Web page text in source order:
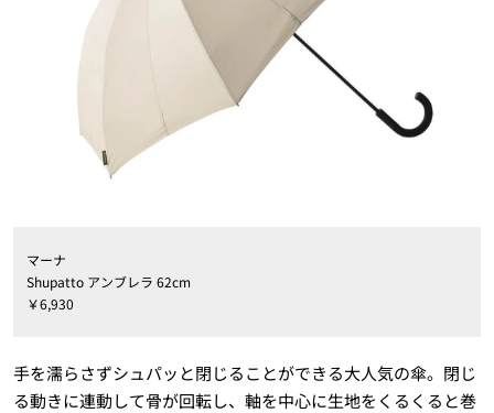
マーナ
Shupatto アンブレラ 62cm
￥6,930
手を濡らさずシュパッと閉じることができる大人気の傘。閉じ
る動きに連動して骨が回転し、軸を中心に生地をくるくると巻